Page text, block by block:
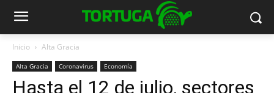
Inicio Alta Gracia
Alta Gracia Coronavirus Economía
Hasta el 12 de julio, sectores